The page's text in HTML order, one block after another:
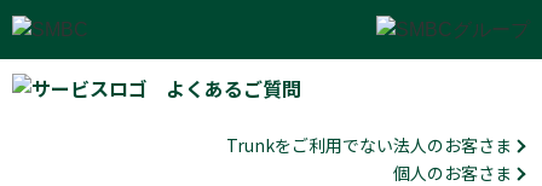
よくあるご質問
Trunkをご利用でない法人のお客さま
個人のお客さま